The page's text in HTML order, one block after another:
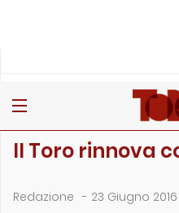
Il Toro rinnova
Redazione - 23 Giugno 2016